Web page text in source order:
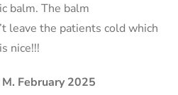
balm. The balm
leave the patients cold which
is nice!!!
February 2025